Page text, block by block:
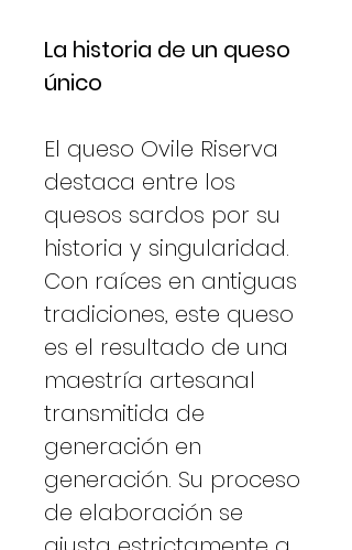
La historia de un queso
único
El queso Ovile Riserva
destaca entre los
quesos sardos por su
historia y singularidad.
Con raíces en antiguas
tradiciones, este queso
es el resultado de una
maestría artesanal
transmitida de
generación en
generación. Su proceso
de elaboración se